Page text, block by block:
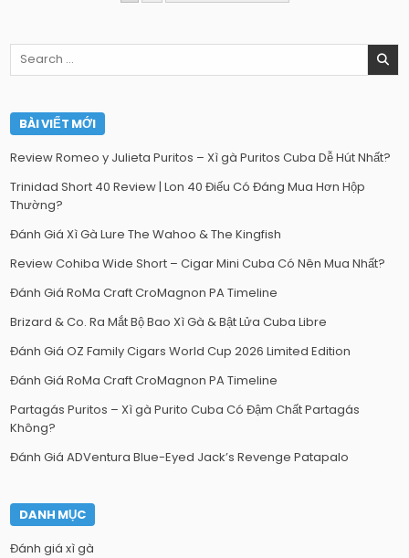
BÀI
VIẾT
Search
BÀI VIẾT MỚI
Review Romeo y Julieta Puritos – Xì gà Puritos Cuba Dễ Hút Nhất?
Trinidad Short 40 Review | Lon 40 Điếu Có Đáng Mua Hơn Hộp
Thường?
Đánh Giá Xì Gà Lure The Wahoo & The Kingfish
Review Cohiba Wide Short – Cigar Mini Cuba Có Nên Mua Nhất?
Đánh Giá RoMa Craft CroMagnon PA Timeline
Brizard & Co. Ra Mắt Bộ Bao Xì Gà & Bật Lửa Cuba Libre
Đánh Giá OZ Family Cigars World Cup 2026 Limited Edition
Đánh Giá RoMa Craft CroMagnon PA Timeline
Partagás Puritos – Xì gà Purito Cuba Có Đậm Chất Partagás
Không?
Đánh Giá ADVentura Blue-Eyed Jack’s Revenge Patapalo
DANH MỤC
Đánh giá xì gà